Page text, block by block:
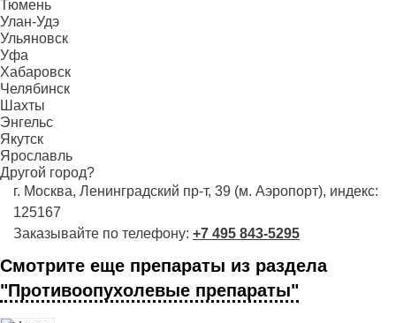
Тюмень
Улан-Удэ
Ульяновск
Уфа
Хабаровск
Челябинск
Шахты
Энгельс
Якутск
Ярославль
Другой город?
г. Москва, Ленинградский пр-т, 39 (м. Аэропорт), индекс:
125167
Заказывайте по телефону: +7 495 843-5295
Смотрите еще препараты из раздела
"Противоопухолевые препараты"